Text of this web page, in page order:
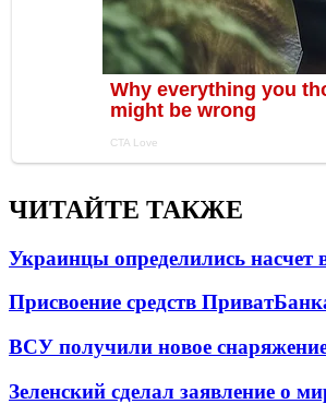
ЧИТАЙТЕ ТАКЖЕ
Украинцы определились насчет
Присвоение средств
ВСУ получили новое
Зеленский сделал заявление о